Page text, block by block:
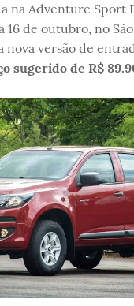
na Adventure Sport
16 de outubro, no
nova versão de
sugerido de R$